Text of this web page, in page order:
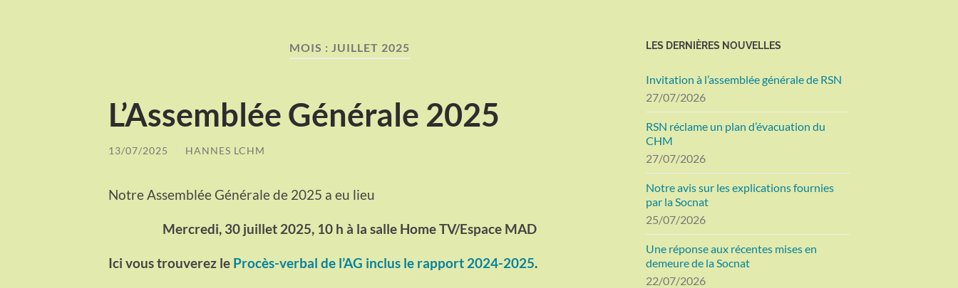
MOIS : JUILLET 2025
L’Assemblée Générale 2025
13/07/2025 / HANNES LCHM
Notre Assemblée Générale de 2025 a eu lieu
Mercredi, 30 juillet 2025, 10 h à la salle Home TV/Espace MAD
Ici vous trouverez le Procès-verbal de l’AG inclus le rapport 2024-2025.
LES DERNIÈRES NOUVELLES
Invitation à l’assemblée générale de RSN
27/07/2026
RSN réclame un plan d’évacuation du
CHM
27/07/2026
Notre avis sur les explications fournies
par la Socnat
25/07/2026
Une réponse aux récentes mises en
demeure de la Socnat
22/07/2026